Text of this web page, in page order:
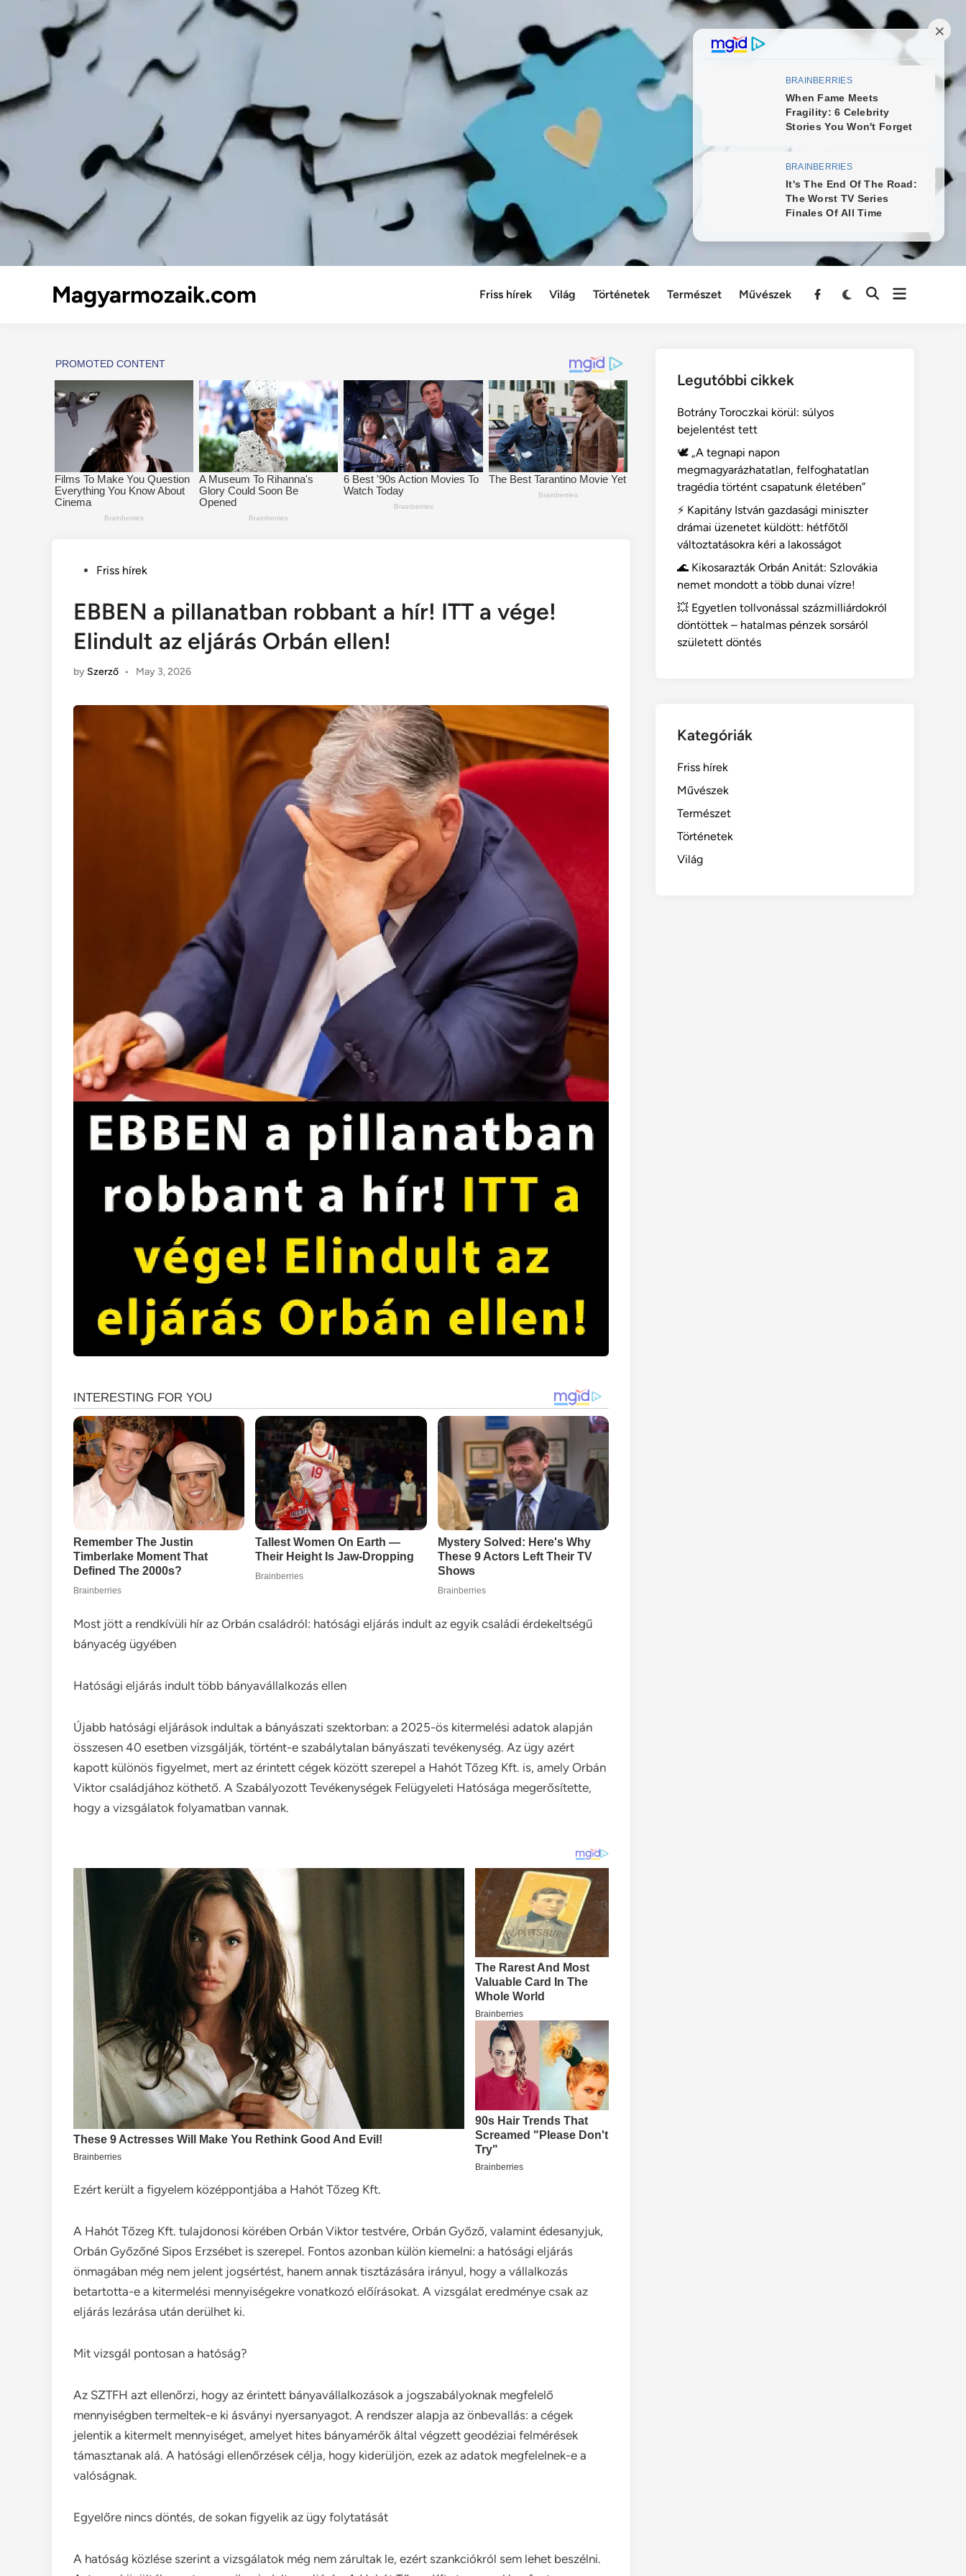
Magyarmozaik.com Friss hírek Világ Történetek Természet Művészek
Menu
PostedFriss hírek
EBBEN a pillanatban robbant a hír! ITT a vége!
Elindult az eljárás Orbán ellen!
by Szerző • May 3, 2026
Most jött a rendkívüli hír az Orbán családról: hatósági eljárás indult az egyik családi érdekeltségű
bányacég ügyében
Hatósági eljárás indult több bányavállalkozás ellen
Újabb hatósági eljárások indultak a bányászati szektorban: a 2025-ös kitermelési adatok alapján
összesen 40 esetben vizsgálják, történt-e szabálytalan bányászati tevékenység. Az ügy azért
kapott különös figyelmet, mert az érintett cégek között szerepel a Hahót Tőzeg Kft. is, amely Orbán
Viktor családjához köthető. A Szabályozott Tevékenységek Felügyeleti Hatósága megerősítette,
hogy a vizsgálatok folyamatban vannak.
Ezért került a figyelem középpontjába a Hahót Tőzeg Kft.
A Hahót Tőzeg Kft. tulajdonosi körében Orbán Viktor testvére, Orbán Győző, valamint édesanyjuk,
Orbán Győzőné Sipos Erzsébet is szerepel. Fontos azonban külön kiemelni: a hatósági eljárás
önmagában még nem jelent jogsértést, hanem annak tisztázására irányul, hogy a vállalkozás
betartotta-e a kitermelési mennyiségekre vonatkozó előírásokat. A vizsgálat eredménye csak az
eljárás lezárása után derülhet ki.
Mit vizsgál pontosan a hatóság?
Az SZTFH azt ellenőrzi, hogy az érintett bányavállalkozások a jogszabályoknak megfelelő
mennyiségben termeltek-e ki ásványi nyersanyagot. A rendszer alapja az önbevallás: a cégek
jelentik a kitermelt mennyiséget, amelyet hites bányamérők által végzett geodéziai felmérések
támasztanak alá. A hatósági ellenőrzések célja, hogy kiderüljön, ezek az adatok megfelelnek-e a
valóságnak.
Egyelőre nincs döntés, de sokan figyelik az ügy folytatását
A hatóság közlése szerint a vizsgálatok még nem zárultak le, ezért szankciókról sem lehet beszélni.
Legutóbbi cikkek
Botrány Toroczkai körül: súlyos
bejelentést tett
🕊️ „A tegnapi napon
megmagyarázhatatlan, felfoghatatlan
tragédia történt csapatunk életében”
⚡ Kapitány István gazdasági miniszter
drámai üzenetet küldött: hétfőtől
változtatásokra kéri a lakosságot
🌊 Kikosarazták Orbán Anitát: Szlovákia
nemet mondott a több dunai vízre!
💥 Egyetlen tollvonással százmilliárdokról
döntöttek – hatalmas pénzek sorsáról
született döntés
Kategóriák
Friss hírek
Művészek
Természet
Történetek
Világ